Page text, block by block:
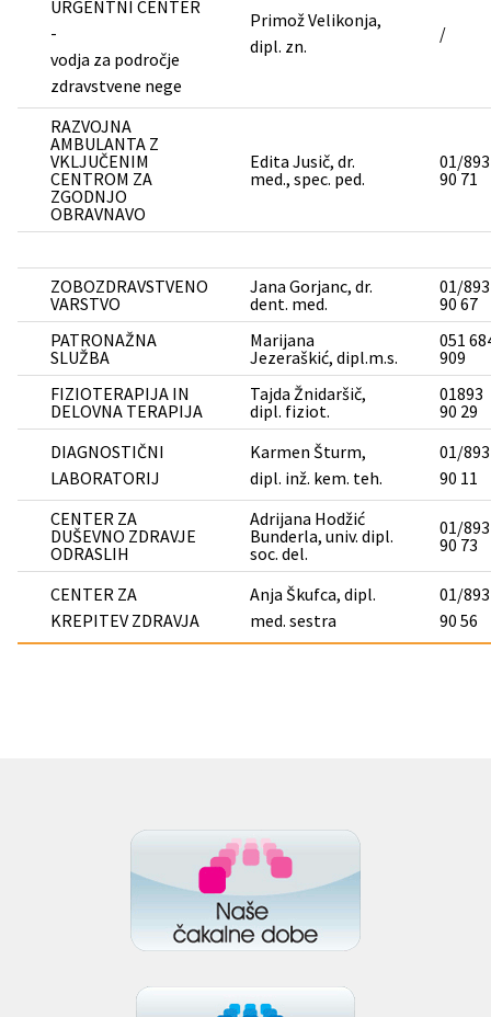
URGENTNI CENTER
-
vodja za področje
zdravstvene nege
Primož Velikonja,
dipl. zn.
/
RAZVOJNA
AMBULANTA Z
VKLJUČENIM
CENTROM ZA
ZGODNJO
OBRAVNAVO
Edita Jusič, dr.
med., spec. ped.
01/893
90 71
ZOBOZDRAVSTVENO
VARSTVO
Jana Gorjanc, dr.
dent. med.
01/893
90 67
PATRONAŽNA
SLUŽBA
Marijana
Jezeraškić, dipl.m.s.
051
909
FIZIOTERAPIJA IN
DELOVNA TERAPIJA
Tajda Žnidaršič,
dipl. fiziot.
01893
90 29
DIAGNOSTIČNI
LABORATORIJ
Karmen Šturm,
dipl. inž. kem. teh.
01/893
90 11
CENTER ZA
DUŠEVNO ZDRAVJE
ODRASLIH
Adrijana Hodžić
Bunderla, univ. dipl.
soc. del.
01/893
90 73
CENTER ZA
KREPITEV ZDRAVJA
Anja Škufca, dipl.
med. sestra
01/893
90 56